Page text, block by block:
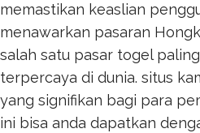
memastikan keaslian
menawarkan pasaran
salah satu pasar togel
terpercaya di dunia. situs
yang signifikan bagi para
ini bisa anda dapatkan